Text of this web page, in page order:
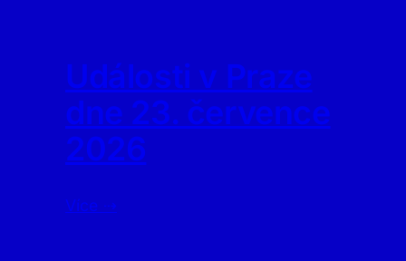
Události v Praze
dne 23. července
2026
Více ⇢